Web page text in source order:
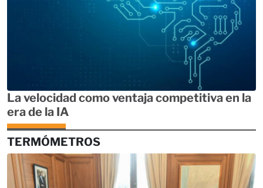
La velocidad como ventaja competitiva en la
era de la IA
TERMÓMETROS